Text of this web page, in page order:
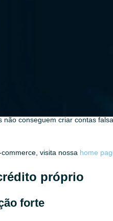
conseguem criar contas
visita nossa home
próprio
forte